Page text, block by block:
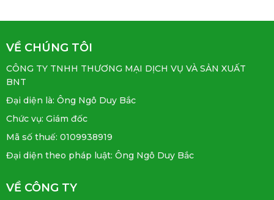
VỀ CHÚNG TÔI
CÔNG TY TNHH THƯƠNG MẠI DỊCH VỤ VÀ SẢN XUẤT
BNT
Đại diện là: Ông Ngô Duy Bắc
Chức vụ: Giám đốc
Mã số thuế: 0109938919
Đại diện theo pháp luật: Ông Ngô Duy Bắc
VỀ CÔNG TY